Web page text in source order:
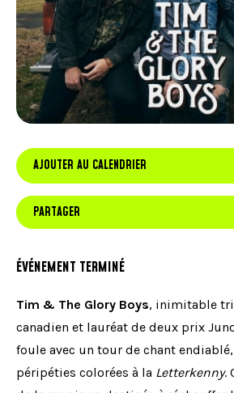
JOINDRE L'ÉQUIPE
À PROPOS DE NOUS
NOTRE EXPERTISE
FAQ
CONTACTEZ-NOUS
LINKEDIN
TIKTOK
ÉVÉNEMENT TERMINÉ
Tim & The Glory Boys, inimitable
canadien et lauréat de deux prix
foule avec un tour de chant
péripéties colorées à la Letterkenny.
AJOUTER AU CALENDRIER
PARTAGER